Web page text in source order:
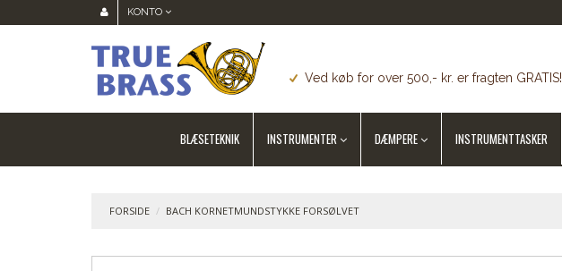
KONTO
Ved køb for over 500,- kr. er fragten GRATIS!
BLÆSETEKNIK INSTRUMENTER DÆMPERE INSTRUMENTTASKER
FORSIDE / BACH KORNETMUNDSTYKKE FORSØLVET